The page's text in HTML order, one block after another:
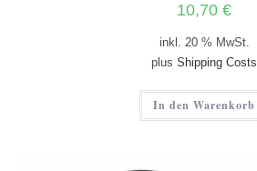
10,70 €
inkl. 20 % MwSt.
plus Shipping Costs
In den Warenkorb